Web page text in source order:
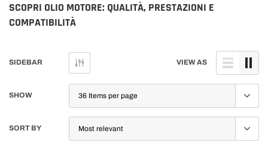
SCOPRI OLIO MOTORE: QUALITÀ, PRESTAZIONI E
COMPATIBILITÀ
SIDEBAR VIEW AS
SHOW
SORT BY